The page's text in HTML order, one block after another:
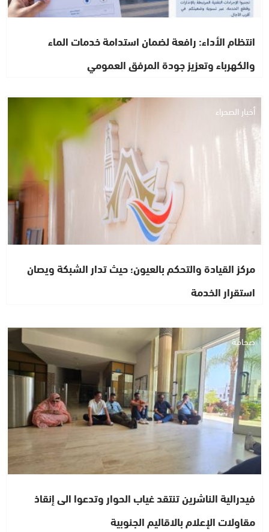
انتظام الأداء: رافعة لضمان استدامة خدمات الماء
والكهرباء وتعزيز جودة المرفق العمومي
أخبار الصحراء
مركز القيادة والتحكم بالعيون؛ حيث تدار الشبكة ويصان
استقرار الخدمة
صحافة
فيدرالية الناشرين تنتقد غياب الحوار وتدعوا الى إنقاذ
مقاولات الإعلام بالاقاليم الجنوبية